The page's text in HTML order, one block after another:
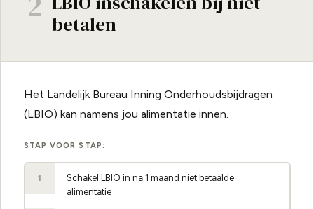
betalen
Het Landelijk Bureau Inning Onderhoudsbijdragen
(LBIO) kan namens jou alimentatie innen.
STAP VOOR STAP:
1
Schakel LBIO in na 1 maand niet betaalde
alimentatie